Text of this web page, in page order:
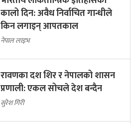
कालो दिन: अवैध निर्वाचित गान्धीले
किन लगाइन् आपतकाल
नेपाल लाइभ
रावणका दश शिर र नेपालको शासन
प्रणाली: एकल सोचले देश बन्दैन
सुरेश गिरी